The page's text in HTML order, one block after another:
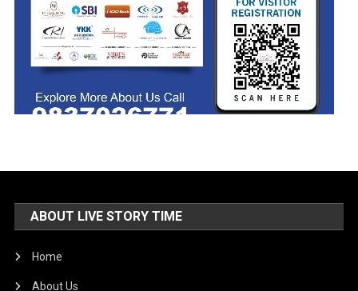
ABOUT LIVE STORY TIME
Home
About Us